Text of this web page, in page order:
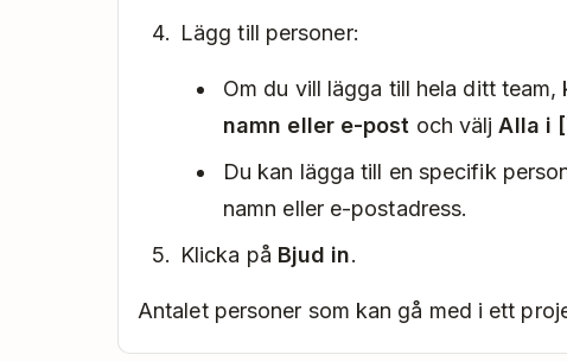
Lägg till personer:
Om du vill lägga till hela ditt team,
namn eller e-post och väljAlla i
Du kan lägga till en specifik
namn eller e-postadress.
Klicka på Bjud in.
Antalet personer som kan gå med i ett